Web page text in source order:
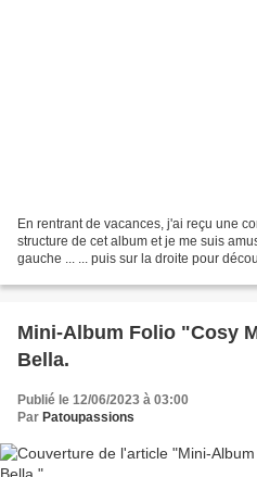
En rentrant de vacances, j'ai reçu une
structure de cet album et je me suis
gauche ... ... puis sur la droite pour
Mini-Album Folio "Cosy
Bella.
Publié le 12/06/2023 à 03:00
Par Patoupassions